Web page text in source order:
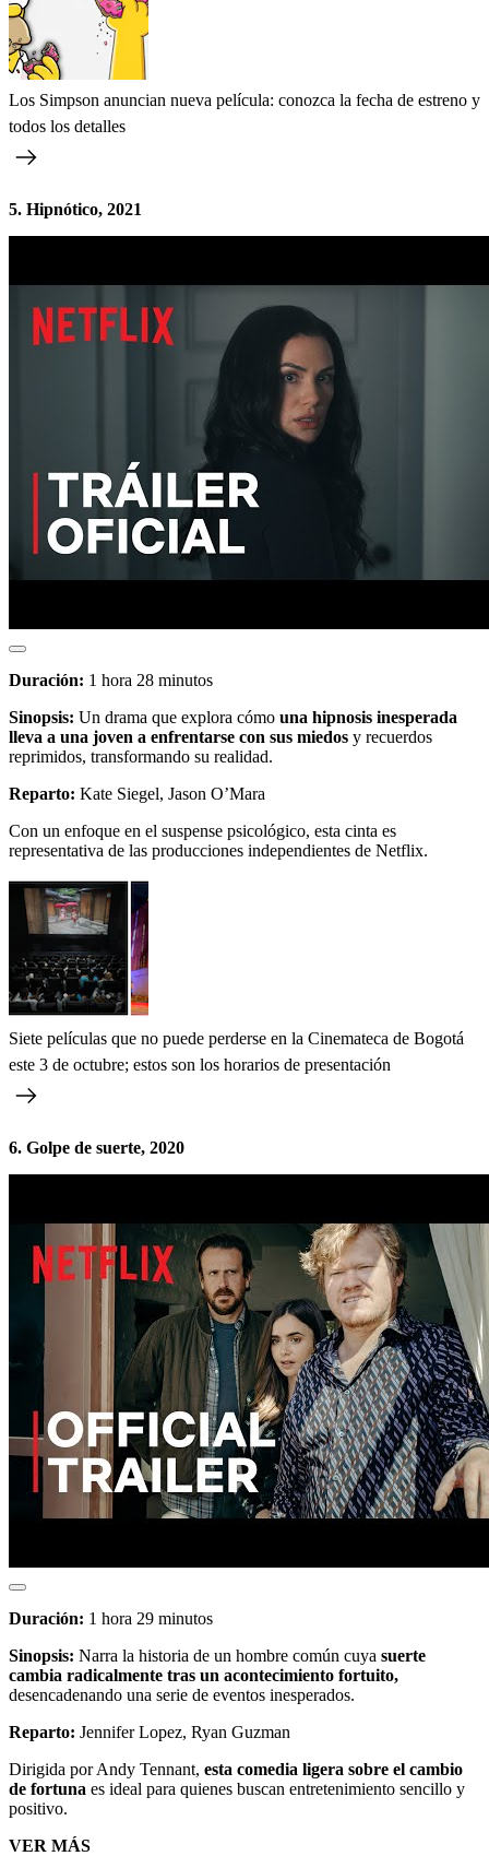
Los Simpson anuncian nueva película: conozca la fecha de estreno y
todos los detalles
5. Hipnótico, 2021
Duración: 1 hora 28 minutos
Sinopsis: Un drama que explora cómo una hipnosis inesperada
lleva a una joven a enfrentarse con sus miedos y recuerdos
reprimidos, transformando su realidad.
Reparto: Kate Siegel, Jason O’Mara
Con un enfoque en el suspense psicológico, esta cinta es
representativa de las producciones independientes de Netflix.
Siete películas que no puede perderse en la Cinemateca de Bogotá
este 3 de octubre; estos son los horarios de presentación
6. Golpe de suerte, 2020
Duración: 1 hora 29 minutos
Sinopsis: Narra la historia de un hombre común cuya suerte
cambia radicalmente tras un acontecimiento fortuito,
desencadenando una serie de eventos inesperados.
Reparto: Jennifer Lopez, Ryan Guzman
Dirigida por Andy Tennant, esta comedia ligera sobre el cambio
de fortuna es ideal para quienes buscan entretenimiento sencillo y
positivo.
VER MÁS